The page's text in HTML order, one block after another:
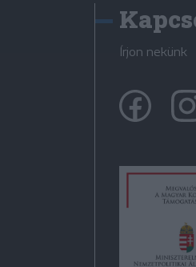
Írjon nekünk